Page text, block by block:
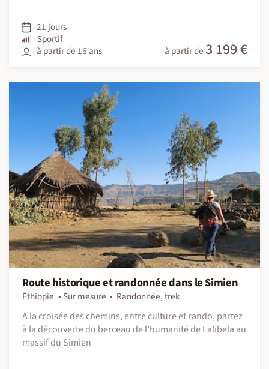
21 jours
Sportif
à partir de 16 ans
à partir de 3 199 €
Route historique et randonnée dans le Simien
Éthiopie Sur mesure
Randonnée, trek
A la croisée des chemins, entre culture et rando, partez
à la découverte du berceau de l’humanité de Lalibela au
massif du Simien